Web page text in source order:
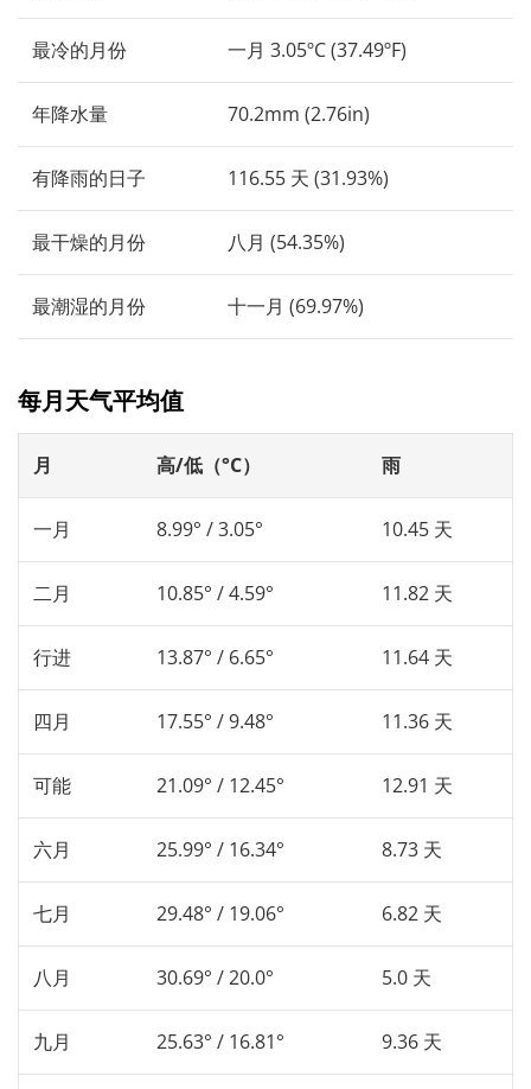
最冷的月份 一月 3.05ºC (37.49ºF)
年降水量 70.2mm (2.76in)
有降雨的日子 116.55 天 (31.93%)
最干燥的月份 八月 (54.35%)
最潮湿的月份 十一月 (69.97%)
每月天气平均值
月 高/低（°C） 雨
一月 8.99° / 3.05° 10.45 天
二月 10.85° / 4.59° 11.82 天
行进 13.87° / 6.65° 11.64 天
四月 17.55° / 9.48° 11.36 天
可能 21.09° / 12.45° 12.91 天
六月 25.99° / 16.34° 8.73 天
七月 29.48° / 19.06° 6.82 天
八月 30.69° / 20.0° 5.0 天
九月 25.63° / 16.81° 9.36 天